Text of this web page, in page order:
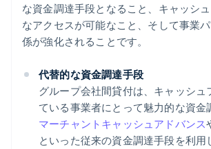
な資金調達手段となること、キャッシ
なアクセスが可能なこと、そして事業
係が強化されることです。
代替的な資金調達手段
グループ会社間貸付は、キャッシュ
ている事業者にとって魅力的な資金
マーチャントキャッシュアドバンス
といった従来の資金調達手段を利用